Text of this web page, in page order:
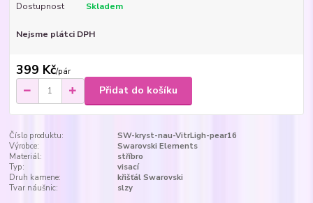
Dostupnost Skladem
Nejsme plátci DPH
399 Kč/pár
Přidat do košíku
Číslo produktu:
SW-kryst-nau-VitrLigh-pear16
Výrobce:
Swarovski Elements
Materiál:
stříbro
Typ:
visací
Druh kamene:
křišťál Swarovski
Tvar náušnic:
slzy